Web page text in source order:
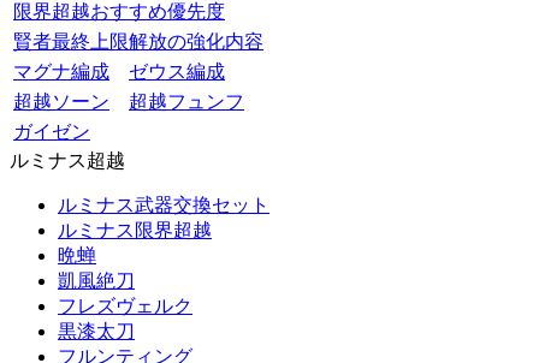
限界超越おすすめ優先度
賢者最終上限解放の強化内容
マグナ編成
ゼウス編成
超越ソーン
超越フュンフ
ガイゼン
ルミナス超越
ルミナス武器交換セット
ルミナス限界超越
晩蝉
凱風絶刀
フレズヴェルク
黒漆太刀
フルンティング